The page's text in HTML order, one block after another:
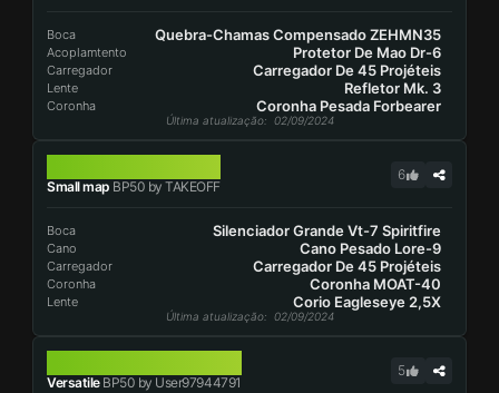
Boca Quebra-Chamas Compensado ZEHMN35
Acoplamtento Protetor De Mao Dr-6
Carregador Carregador De 45 Projéteis
Lente Refletor Mk. 3
Coronha Coronha Pesada Forbearer
Última atualização: 02/09/2024
Small map BP50 by TAKEOFF
6
Boca Silenciador Grande Vt-7 Spiritfire
Cano Cano Pesado Lore-9
Carregador Carregador De 45 Projéteis
Coronha Coronha MOAT-40
Lente Corio Eagleseye 2,5X
Última atualização: 02/09/2024
VersatileBP50 by User97944791
5